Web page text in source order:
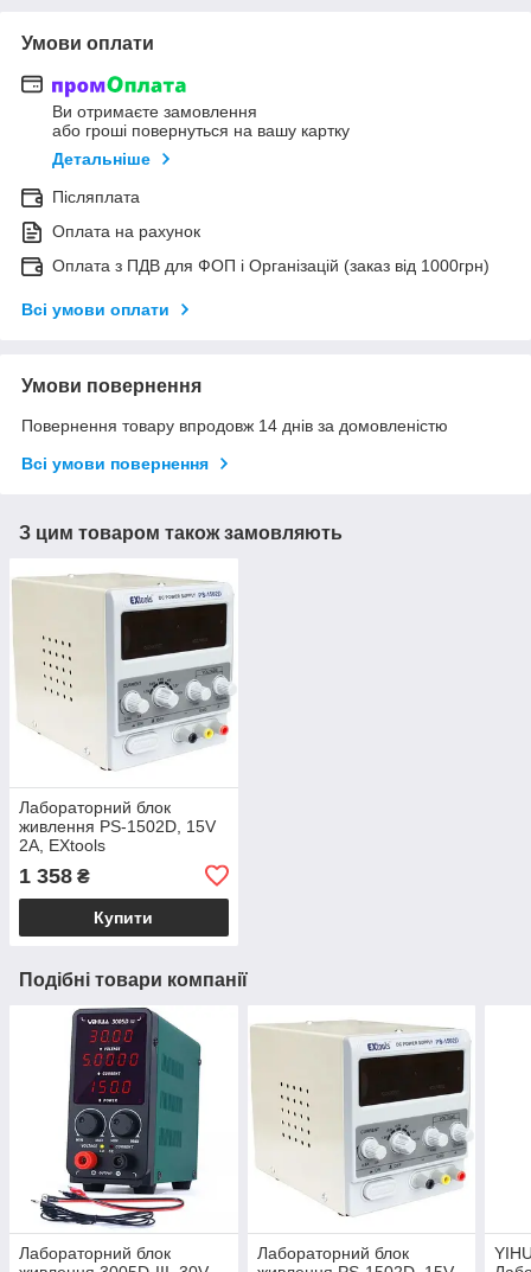
Умови оплати
Ви отримаєте замовлення
або гроші повернуться на вашу картку
Детальніше
Післяплата
Оплата на рахунок
Оплата з ПДВ для ФОП і Організацій (заказ від 1000грн)
Всі умови оплати
Умови повернення
Повернення товару впродовж 14 днів за домовленістю
Всі умови повернення
З цим товаром також замовляють
Лабораторний блок
живлення PS-1502D, 15V
2A, EXtools
1 358 ₴
Купити
Подібні товари компанії
Лабораторний блок
Лабораторний блок